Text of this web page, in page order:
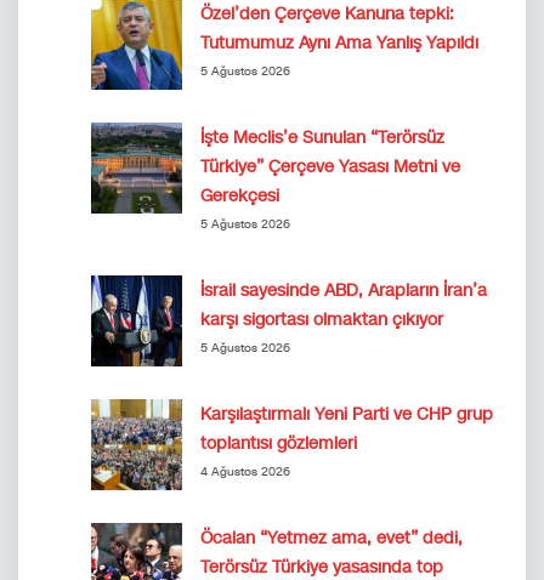
Özel’den Çerçeve Kanuna tepki:
Tutumumuz Aynı Ama Yanlış Yapıldı
5 Ağustos 2026
İşte Meclis’e Sunulan “Terörsüz
Türkiye” Çerçeve Yasası Metni ve
Gerekçesi
5 Ağustos 2026
İsrail sayesinde ABD, Arapların İran’a
karşı sigortası olmaktan çıkıyor
5 Ağustos 2026
Karşılaştırmalı Yeni Parti ve CHP grup
toplantısı gözlemleri
4 Ağustos 2026
Öcalan “Yetmez ama, evet” dedi,
Terörsüz Türkiye yasasında top